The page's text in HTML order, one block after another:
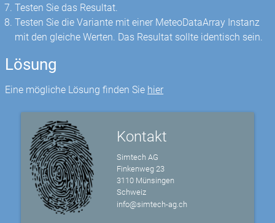
Testen Sie das Resultat.
Testen Sie die Variante mit einer MeteoDataArray Instanz
mit den gleiche Werten. Das Resultat sollte identisch sein.
Lösung
Eine mögliche Lösung finden Sie hier
Kontakt
Simtech AG
Finkenweg 23
3110 Münsingen
Schweiz
info@simtech-ag.ch